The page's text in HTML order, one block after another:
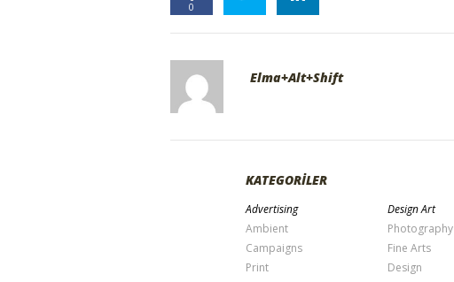
0
Elma+Alt+Shift
KATEGORİLER
Advertising
Ambient
Campaigns
Print
Design Art
Photography
Fine Arts
Design